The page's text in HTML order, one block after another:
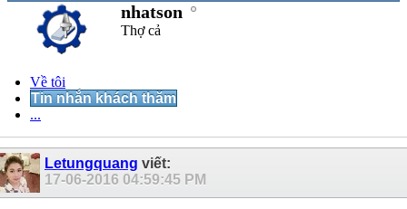
nhatson
Thợ cả
Về tôi
Tin nhắn khách thăm
...
Letungquang viết:
17-06-2016 04:59:45 PM